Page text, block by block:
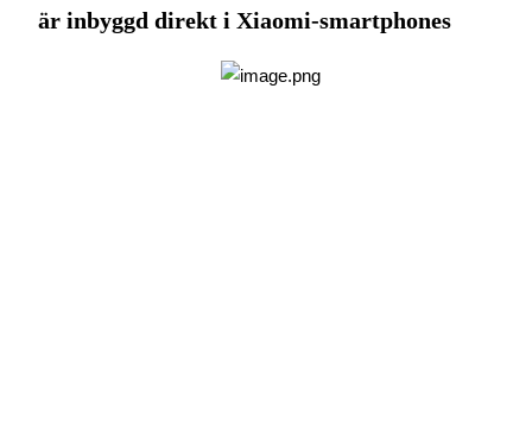
Big data-analys inklusive handelsinformation, etc.
är inbyggd direkt i Xiaomi-smartphones